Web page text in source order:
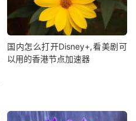
国内怎么打开Disney+,看美剧可
以用的香港节点加速器